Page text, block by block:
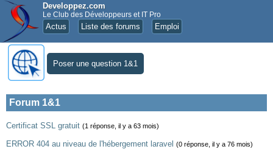
Developpez.com
Le Club des Développeurs et IT Pro
Actus Liste des forums Emploi
Poser une question 1&1
Forum 1&1
Certificat SSL gratuit (1 réponse, il y a 63 mois)
ERROR 404 au niveau de l'hébergement laravel (0 réponse, il y a 76 mois)